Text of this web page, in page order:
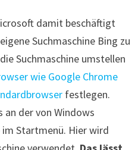
damit beschäftigt
Suchmaschine Bing zu
Suchmaschine umstellen
wie Google Chrome
festlegen.
der von Windows
im Startmenü. Hier wird